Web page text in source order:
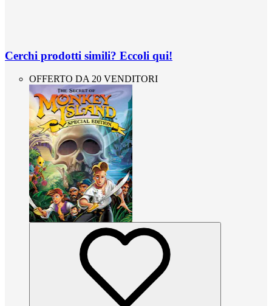
Cerchi prodotti simili? Eccoli qui!
OFFERTO DA 20 VENDITORI